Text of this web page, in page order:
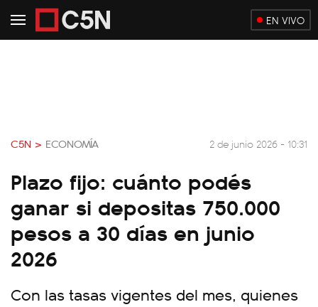
EN VIVO
C5N > ECONOMÍA 2 de junio 2026 - 10:31
Plazo fijo: cuánto podés
ganar si depositas 750.000
pesos a 30 días en junio
2026
Con las tasas vigentes del mes, quienes